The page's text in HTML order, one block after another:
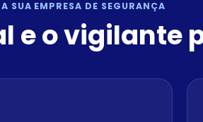
SUA EMPRESA DE SEGURANÇA
e o vigilante